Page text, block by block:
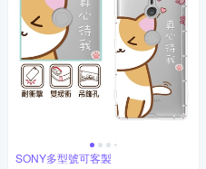
SONY多型號可客製